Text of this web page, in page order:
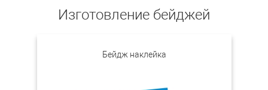
Изготовление бейджей
Бейдж наклейка